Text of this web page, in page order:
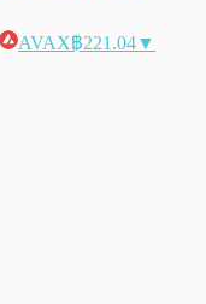
AVAX฿221.04▼